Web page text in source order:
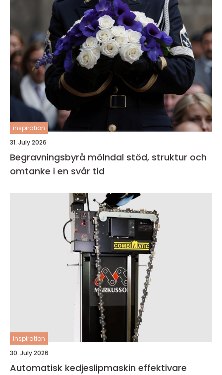
inspiration
31. July 2026
Begravningsbyrå mölndal stöd, struktur och
omtanke i en svår tid
inspiration
30. July 2026
Automatisk kedjeslipmaskin effektivare